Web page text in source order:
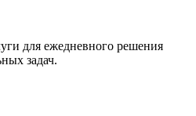
для ежедневного решения
задач.